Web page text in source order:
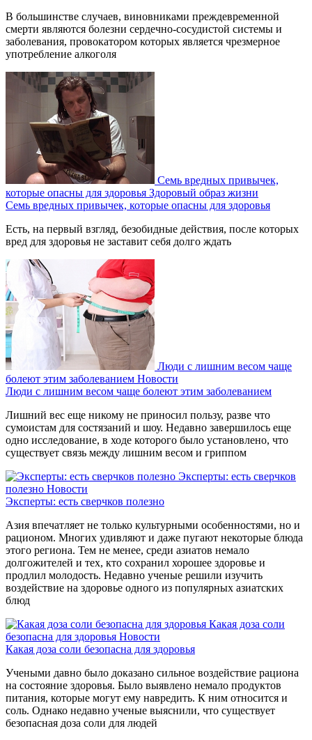
В большинстве случаев, виновниками преждевременной
смерти являются болезни сердечно-сосудистой системы и
заболевания, провокатором которых является чрезмерное
употребление алкоголя
Семь вредных привычек,
которые опасны для здоровья Здоровый образ жизни
Семь вредных привычек, которые опасны для здоровья
Есть, на первый взгляд, безобидные действия, после которых
вред для здоровья не заставит себя долго ждать
Люди с лишним весом чаще
болеют этим заболеванием Новости
Люди с лишним весом чаще болеют этим заболеванием
Лишний вес еще никому не приносил пользу, разве что
сумоистам для состязаний и шоу. Недавно завершилось еще
одно исследование, в ходе которого было установлено, что
существует связь между лишним весом и гриппом
Эксперты: есть сверчков
полезно Новости
Эксперты: есть сверчков полезно
Азия впечатляет не только культурными особенностями, но и
рационом. Многих удивляют и даже пугают некоторые блюда
этого региона. Тем не менее, среди азиатов немало
долгожителей и тех, кто сохранил хорошее здоровье и
продлил молодость. Недавно ученые решили изучить
воздействие на здоровье одного из популярных азиатских
блюд
Какая доза соли
безопасна для здоровья Новости
Какая доза соли безопасна для здоровья
Учеными давно было доказано сильное воздействие рациона
на состояние здоровья. Было выявлено немало продуктов
питания, которые могут ему навредить. К ним относится и
соль. Однако недавно ученые выяснили, что существует
безопасная доза соли для людей